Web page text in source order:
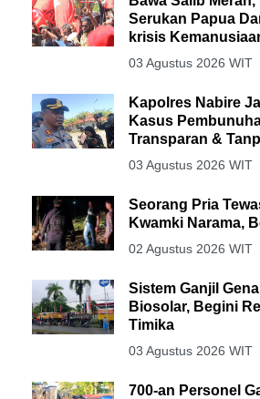
Serukan Papua
krisis
03 Agustus 2026 WIT
Kapolres Nabire
Kasus
Transparan &
03 Agustus 2026 WIT
Seorang Pria
Kwamki Narama,
02 Agustus 2026 WIT
Sistem Ganjil
Biosolar, Begini
Timika
03 Agustus 2026 WIT
700-an Personel